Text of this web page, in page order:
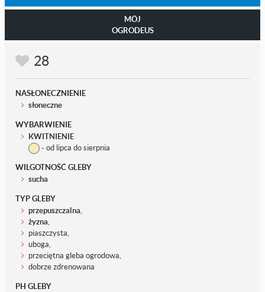
MÓJ
OGRODEUS
28
NASŁONECZNIENIE
słoneczne
WYBARWIENIE
KWITNIENIE
- od lipca do sierpnia
WILGOTNOŚĆ GLEBY
sucha
TYP GLEBY
przepuszczalna
żyzna
piaszczysta,
uboga,
przeciętna gleba ogrodowa,
dobrze zdrenowana
PH GLEBY